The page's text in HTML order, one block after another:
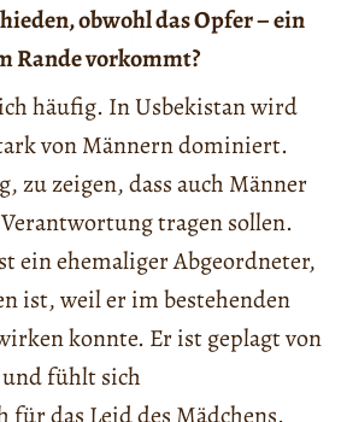
obwohl das Opfer – ein
Rande vorkommt?
häufig. In Usbekistan wird
von Männern dominiert.
zu zeigen, dass auch Männer
tragen sollen.
ein ehemaliger Abgeordneter,
ist, weil er im bestehenden
konnte. Er ist geplagt von
und fühlt sich